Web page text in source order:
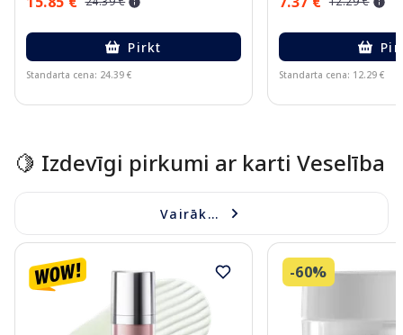
Pirkt
Standarta cena: 24.39 € Standarta cena: 12.29 €
🍋 Izdevīgi pirkumi ar karti Veselība
Vairāk...
-60%